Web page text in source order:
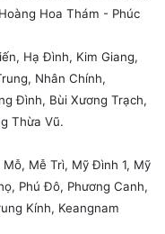
Hoa Thám - Phúc
Hạ Đình, Kim Giang,
Nhân Chính,
Đình, Bùi Xương Trạch,
Thừa Vũ.
Mễ Trì, Mỹ Đình 1, Mỹ
Phú Đô, Phương Canh,
Kính, Keangnam